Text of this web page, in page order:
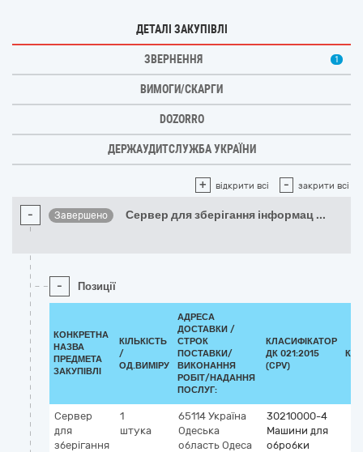
ДЕТАЛІ ЗАКУПІВЛІ
ЗВЕРНЕННЯ 1
ВИМОГИ/СКАРГИ
DOZORRO
ДЕРЖАУДИТСЛУЖБА УКРАЇНИ
+ відкрити всі - закрити всі
- Завершено Сервер для зберігання інформац ...
- Позиції
КОНКРЕТНА
НАЗВА
ПРЕДМЕТА
ЗАКУПІВЛІ
КІЛЬКІСТЬ
/
ОД.ВИМІРУ
АДРЕСА
ДОСТАВКИ /
СТРОК
ПОСТАВКИ/
ВИКОНАННЯ
РОБІТ/НАДАННЯ
ПОСЛУГ:
КЛАСИФІКАТОР
ДК 021:2015
(CPV)
Сервер
для
зберігання
1
штука
65114 Україна
Одеська
область Одеса
30210000-4
Машини для
обробки